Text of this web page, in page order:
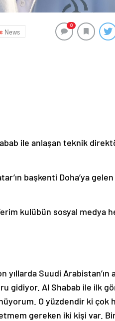
News
0
ile anlaşan teknik
başkenti Doha’ya
kulübün sosyal medya
Suudi
gidiyor. Al Shabab ile ilk
O yüzdendir ki çok
gereken iki kişi var.